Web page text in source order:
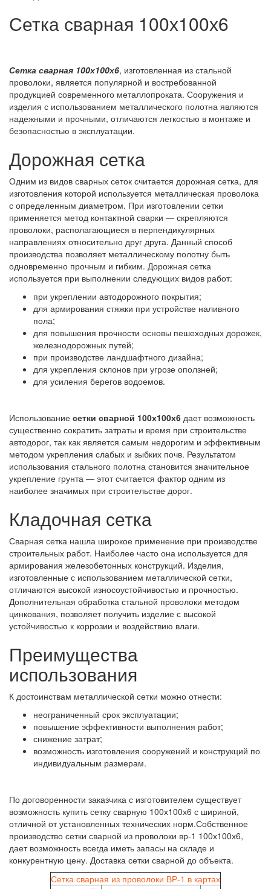
Сетка сварная 100х100х6
Сетка сварная 100х100х6, изготовленная из стальной
проволоки, является популярной и востребованной
продукцией современного металлопроката. Сооружения и
изделия с использованием металлического полотна являются
надежными и прочными, отличаются легкостью в монтаже и
безопасностью в эксплуатации.
Дорожная сетка
Одним из видов сварных сеток считается дорожная сетка, для
изготовления которой используется металлическая проволока
с определенным диаметром. При изготовлении сетки
применяется метод контактной сварки — скрепляются
проволоки, располагающиеся в перпендикулярных
направлениях относительно друг друга. Данный способ
производства позволяет металлическому полотну быть
одновременно прочным и гибким. Дорожная сетка
используется при выполнении следующих видов работ:
при укреплении автодорожного покрытия;
для армирования стяжки при устройстве наливного
пола;
для повышения прочности основы пешеходных дорожек,
железнодорожных путей;
при производстве ландшафтного дизайна;
для укрепления склонов при угрозе оползней;
для усиления берегов водоемов.
Использование сетки сварной 100х100х6 дает возможность
существенно сократить затраты и время при строительстве
автодорог, так как является самым недорогим и эффективным
методом укрепления слабых и зыбких почв. Результатом
использования стального полотна становится значительное
укрепление грунта — этот считается фактор одним из
наиболее значимых при строительстве дорог.
Кладочная сетка
Сварная сетка нашла широкое применение при производстве
строительных работ. Наиболее часто она используется для
армирования железобетонных конструкций. Изделия,
изготовленные с использованием металлической сетки,
отличаются высокой износоустойчивостью и прочностью.
Дополнительная обработка стальной проволоки методом
цинкования, позволяет получить изделие с высокой
устойчивостью к коррозии и воздействию влаги.
Преимущества
использования
К достоинствам металлической сетки можно отнести:
неограниченный срок эксплуатации;
повышение эффективности выполнения работ;
снижение затрат;
возможность изготовления сооружений и конструкций по
индивидуальным размерам.
По договоренности заказчика с изготовителем существует
возможность купить сетку сварную 100х100х6 с шириной,
отличной от установленных технических норм.Собственное
производство сетки сварной из проволоки вр-1 100х100х6,
дает возможность всегда иметь запасы на складе и
конкурентную цену. Доставка сетки сварной до объекта.
Сетка сварная из проволоки ВР-1 в картах